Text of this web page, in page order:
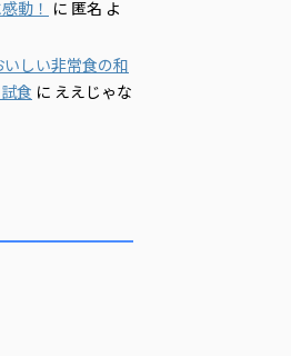
動！ に 匿名 よ
しい非常食の和
食 に ええじゃな